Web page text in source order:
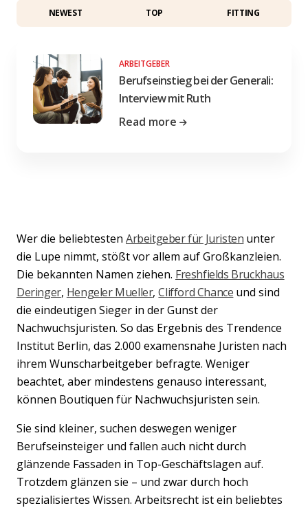
NEWEST TOP FITTING
ARBEITGEBER
Berufseinstieg bei der Generali:
Interview mit Ruth
Read more
Wer die beliebtesten Arbeitgeber für Juristen unter
die Lupe nimmt, stößt vor allem auf Großkanzleien.
Die bekannten Namen ziehen. Freshfields Bruckhaus
Deringer, Hengeler Mueller,Clifford Chance und sind
die eindeutigen Sieger in der Gunst der
Nachwuchsjuristen. So das Ergebnis des Trendence
Institut Berlin, das 2.000 examensnahe Juristen nach
ihrem Wunscharbeitgeber befragte. Weniger
beachtet, aber mindestens genauso interessant,
können Boutiquen für Nachwuchsjuristen sein.
Sie sind kleiner, suchen deswegen weniger
Berufseinsteiger und fallen auch nicht durch
glänzende Fassaden in Top-Geschäftslagen auf.
Trotzdem glänzen sie – und zwar durch hoch
spezialisiertes Wissen. Arbeitsrecht ist ein beliebtes